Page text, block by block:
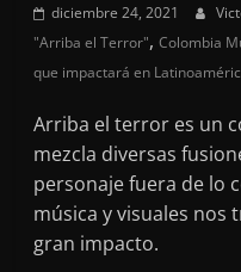
diciembre 24, 2021
"Arriba el Terror",Colombia
que impactará en
Arriba el terror es un
mezcla diversas
personaje fuera de lo
música y visuales nos
gran impacto.